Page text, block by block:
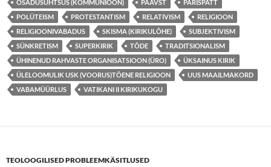
OSADUSÜHTSUS (KOMMUNIOON)
PAAVST
PÄRISPATT
POLÜTEISM
PROTESTANTISM RELATIVISM
RELIGIOON
RELIGIOONIVABADUS
SKISMA (KIRIKULÕHE)
SUBJEKTIVISM
SÜNKRETISM
SUPERKIRIK TÕDE
TRADITSIONALISM
ÜHINENUD RAHVASTE ORGANISATSIOON (ÜRO)
ÜKSAINUS KIRIK
ÜLELOOMULIK USK (VOORUS)TÕENE RELIGIOON
UUS MAAILMAKORD
VABAMÜÜRLUS
VATIKANI II KIRIKUKOGU
TEOLOOGILISED PROBLEEMKÄSITLUSED